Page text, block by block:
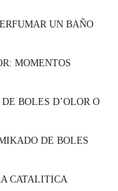
UN BAÑO
MOMENTOS
BOLES D’OLOR O
DE BOLES
CATALITICA